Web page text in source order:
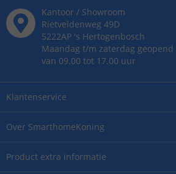
Over SmarthomeKoning
Product extra informatie
Klantenservice
Kantoor / Showroom
Rietveldenweg 49D
5222AP 's Hertogenbosch
Maandag t/m zaterdag geopend
van 09.00 tot 17.00 uur